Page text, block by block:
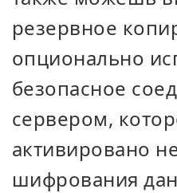
резервное
опционально
безопасное
сервером,
активировано
шифрования